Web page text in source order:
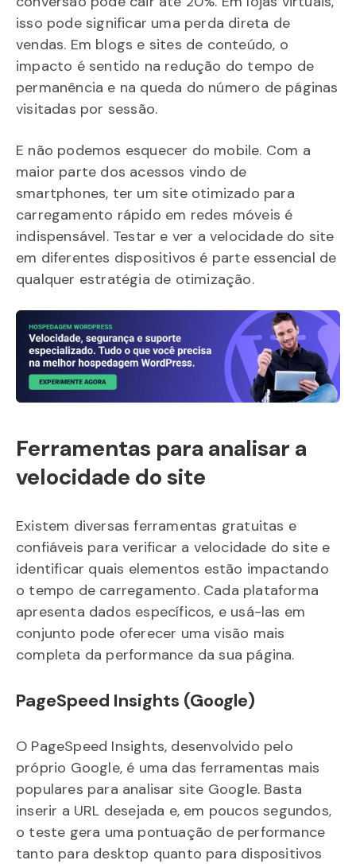
isso pode significar uma perda direta de
vendas. Em blogs e sites de conteúdo, o
impacto é sentido na redução do tempo de
permanência e na queda do número de páginas
visitadas por sessão.
E não podemos esquecer do mobile. Com a
maior parte dos acessos vindo de
smartphones, ter um site otimizado para
carregamento rápido em redes móveis é
indispensável. Testar e ver a velocidade do site
em diferentes dispositivos é parte essencial de
qualquer estratégia de otimização.
Ferramentas para analisar a
velocidade do site
Existem diversas ferramentas gratuitas e
confiáveis para verificar a velocidade do site e
identificar quais elementos estão impactando
o tempo de carregamento. Cada plataforma
apresenta dados específicos, e usá-las em
conjunto pode oferecer uma visão mais
completa da performance da sua página.
PageSpeed Insights (Google)
O PageSpeed Insights, desenvolvido pelo
próprio Google, é uma das ferramentas mais
populares para analisar site Google. Basta
inserir a URL desejada e, em poucos segundos,
o teste gera uma pontuação de performance
tanto para desktop quanto para dispositivos